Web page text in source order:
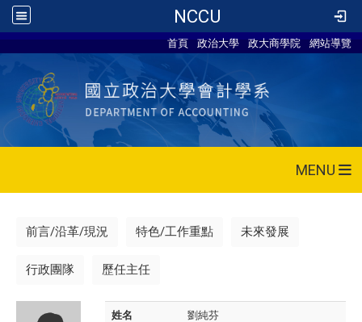
NCCU
首頁 政治大學 政大商學院 網站導覽
MENU
前言/沿革/現況 特色/工作重點 未來發展
行政團隊 歷任主任
姓名 劉純芬